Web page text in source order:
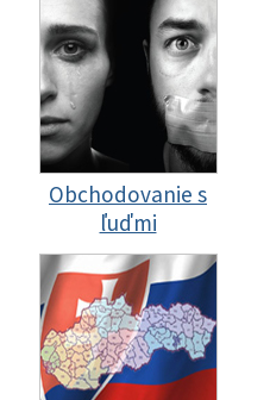
Obchodovanie s
ľuďmi